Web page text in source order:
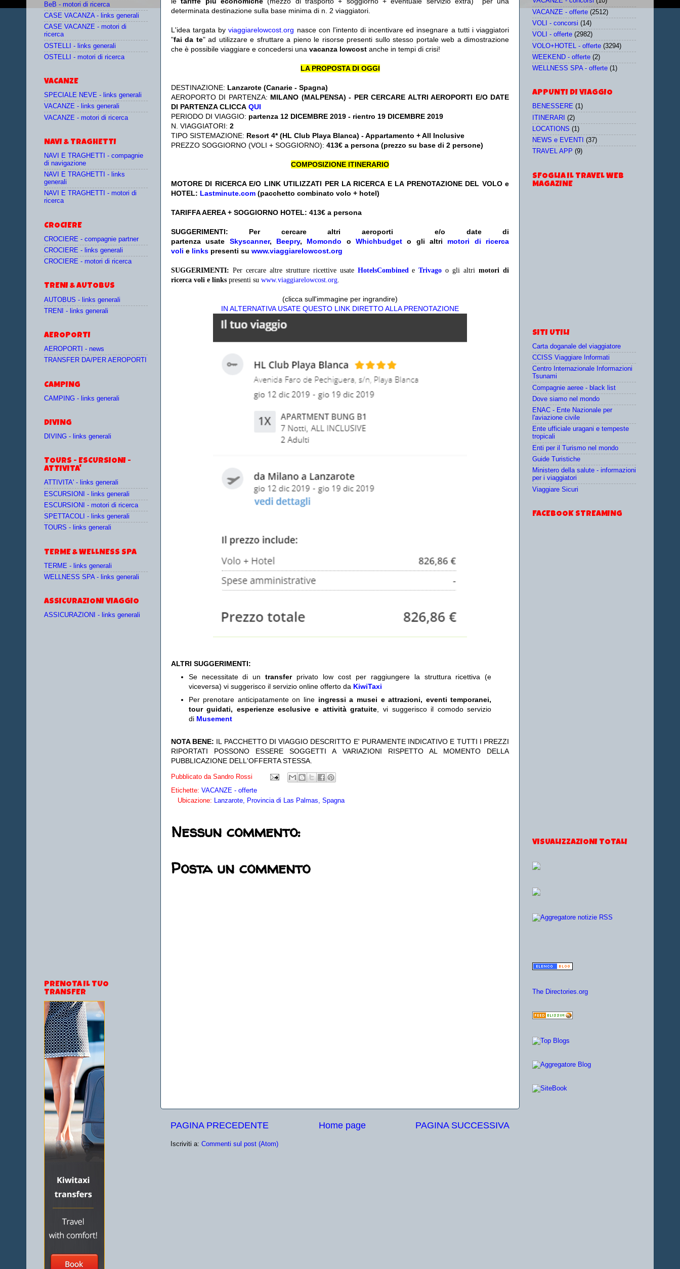
determinata destinazione sulla base minima di n. 2 viaggiatori.
L'idea targata byviaggiarelowcost.org nasce con l'intento di incentivare ed insegnare a tutti i viaggiatori
"fai da te" ad utilizzare e sfruttare a pieno le risorse presenti sullo stesso portale web a dimostrazione
che è possibile viaggiare e concedersi una vacanza lowcost anche in tempi di crisi!
LA PROPOSTA DI OGGI
DESTINAZIONE: Lanzarote (Canarie - Spagna)
AEROPORTO DI PARTENZA: MILANO (MALPENSA) - PER CERCARE ALTRI AEROPORTI E/O DATE
DI PARTENZA CLICCA QUI
PERIODO DI VIAGGIO: partenza 12 DICEMBRE 2019 - rientro 19 DICEMBRE 2019
N. VIAGGIATORI: 2
TIPO SISTEMAZIONE: Resort 4* (HL Club Playa Blanca) - Appartamento + All Inclusive
PREZZO SOGGIORNO (VOLI + SOGGIORNO): 413€ a persona (prezzo su base di 2 persone)
COMPOSIZIONE ITINERARIO
MOTORE DI RICERCA E/O LINK UTILIZZATI PER LA RICERCA E LA PRENOTAZIONE DEL VOLO e
HOTEL: Lastminute.com (pacchetto combinato volo + hotel)
TARIFFA AEREA + SOGGIORNO HOTEL: 413€ a persona
SUGGERIMENTI: Per cercare altri aeroporti e/o date di
partenza usate Skyscanner, Beepry, Momondo oWhichbudget o gli altri motori di ricerca
voli e links presenti su www.viaggiarelowcost.org
SUGGERIMENTI: Per cercare altre strutture ricettive usate HotelsCombinedeTrivago o gli altrimotori di
ricerca voli e links presenti su www.viaggiarelowcost.org.
(clicca sull'immagine per ingrandire)
IN ALTERNATIVA USATE QUESTO LINK DIRETTO ALLA PRENOTAZIONE
ALTRI SUGGERIMENTI:
Se necessitate di untransfer privato low cost per raggiungere la struttura ricettiva (e
viceversa) vi suggerisco il servizio online offerto da KiwiTaxi
Per prenotare anticipatamente on line ingressi a musei e attrazioni, eventi temporanei,
tour guidati, esperienze esclusive e attività gratuite , vi suggerisco il comodo servizio
di Musement
NOTA BENE: IL PACCHETTO DI VIAGGIO DESCRITTO E' PURAMENTE INDICATIVO E TUTTI I PREZZI
RIPORTATI POSSONO ESSERE SOGGETTI A VARIAZIONI RISPETTO AL MOMENTO DELLA
PUBBLICAZIONE DELL'OFFERTA STESSA.
Pubblicato da Sandro Rossi
Etichette: VACANZE - offerte
Ubicazione:
Lanzarote, Provincia di Las Palmas, Spagna
Nessun commento:
Posta un commento
PAGINA PRECEDENTE PAGINA SUCCESSIVA
Home page
Iscriviti a: Commenti sul post (Atom)
BeB - motori di ricerca
CASE VACANZA - links generali
CASE VACANZE - motori di
ricerca
OSTELLI - links generali
OSTELLI - motori di ricerca
VACANZE
SPECIALE NEVE - links generali
VACANZE - links generali
VACANZE - motori di ricerca
NAVI & TRAGHETTI
NAVI E TRAGHETTI - compagnie
di navigazione
NAVI E TRAGHETTI - links
generali
NAVI E TRAGHETTI - motori di
ricerca
CROCIERE
CROCIERE - compagnie partner
CROCIERE - links generali
CROCIERE - motori di ricerca
TRENI & AUTOBUS
AUTOBUS - links generali
TRENI - links generali
AEROPORTI
AEROPORTI - news
TRANSFER DA/PER AEROPORTI
CAMPING
CAMPING - links generali
DIVING
DIVING - links generali
TOURS - ESCURSIONI -
ATTIVITA'
ATTIVITA' - links generali
ESCURSIONI - links generali
ESCURSIONI - motori di ricerca
SPETTACOLI - links generali
TOURS - links generali
TERME & WELLNESS SPA
TERME - links generali
WELLNESS SPA - links generali
ASSICURAZIONI VIAGGIO
ASSICURAZIONI - links generali
PRENOTA IL TUO
TRANSFER
VACANZE - offerte (2512)
VOLI - concorsi (14)
VOLI - offerte (2982)
VOLO+HOTEL - offerte (3294)
WEEKEND - offerte (2)
WELLNESS SPA - offerte (1)
APPUNTI DI VIAGGIO
BENESSERE (1)
ITINERARI (2)
LOCATIONS (1)
NEWS e EVENTI
(37)
TRAVEL APP (9)
SFOGLIA IL TRAVEL WEB
MAGAZINE
SITI UTILI
Carta doganale del viaggiatore
CCISS Viaggiare Informati
Centro Internazionale Informazioni
Tsunami
Compagnie aeree - black list
Dove siamo nel mondo
ENAC - Ente Nazionale per
l'aviazione civile
Ente ufficiale uragani e tempeste
tropicali
Enti per il Turismo nel mondo
Guide Turistiche
Ministero della salute - informazioni
per i viaggiatori
Viaggiare Sicuri
FACEBOOK STREAMING
VISUALIZZAZIONI TOTALI